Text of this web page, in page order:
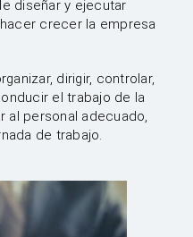
diseñar y ejecutar
crecer la empresa
dirigir, controlar,
el trabajo de la
al personal adecuado,
de trabajo.